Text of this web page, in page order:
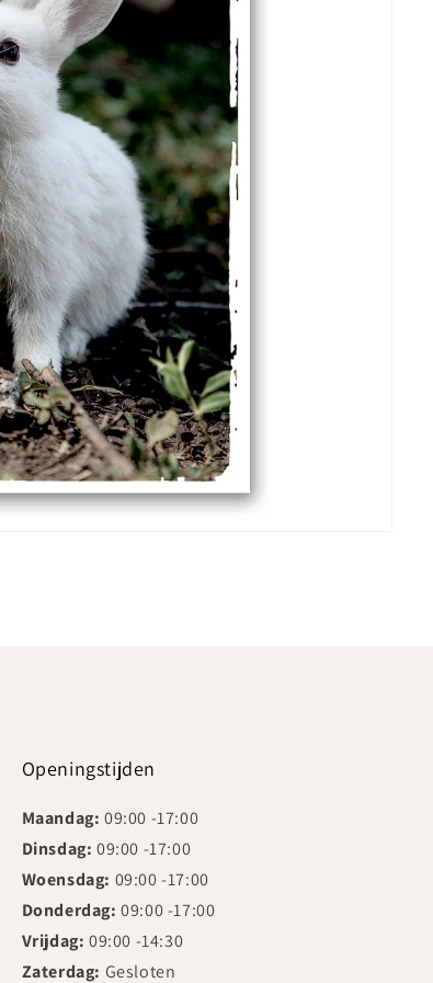
Openingstijden
Maandag: 09:00 -17:00
Dinsdag:09:00 -17:00
Woensdag: 09:00 -17:00
Donderdag: 09:00 -17:00
Vrijdag: 09:00 -14:30
Zaterdag: Gesloten